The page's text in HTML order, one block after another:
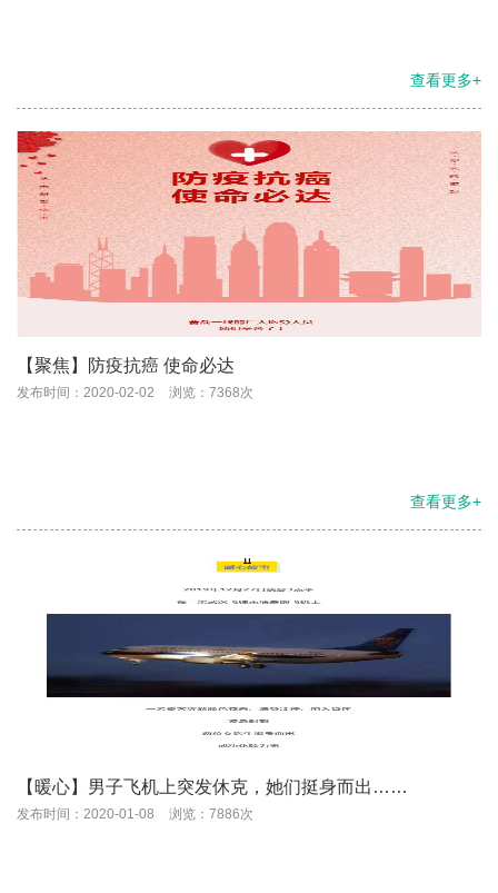
查看更多+
【聚焦】防疫抗癌 使命必达
发布时间：2020-02-02 浏览：7368次
查看更多+
【暖心】男子飞机上突发休克，她们挺身而出……
发布时间：2020-01-08 浏览：7886次